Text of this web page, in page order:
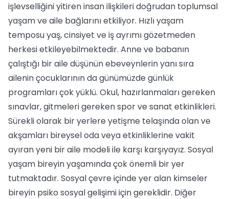
işlevselliğini yitiren insan ilişkileri doğrudan toplumsal
yaşam ve aile bağlarını etkiliyor. Hızlı yaşam
temposu yaş, cinsiyet ve iş ayrımı gözetmeden
herkesi etkileyebilmektedir. Anne ve babanın
çalıştığı bir aile düşünün ebeveynlerin yanı sıra
ailenin çocuklarının da günümüzde günlük
programları çok yüklü. Okul, hazırlanmaları gereken
sınavlar, gitmeleri gereken spor ve sanat etkinlikleri.
Sürekli olarak bir yerlere yetişme telaşında olan ve
akşamları bireysel oda veya etkinliklerine vakit
ayıran yeni bir aile modeli ile karşı karşıyayız. Sosyal
yaşam bireyin yaşamında çok önemli bir yer
tutmaktadır. Sosyal çevre içinde yer alan kimseler
bireyin psiko sosyal gelişimi için gereklidir. Diğer